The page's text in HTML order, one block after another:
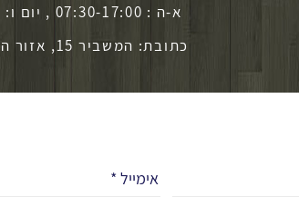
א-ה : 07:30-17:00 , יום ו: 08:00-12:30
כתובת: המשביר 15, אזור התעשייה, חולון
אימייל